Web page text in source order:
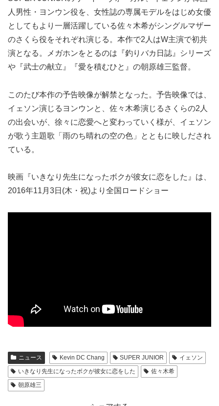
人男性・ヨンウン役を、女性誌の専属モデルをはじめ女優
としてもより一層活躍している佐々木希がシングルマザー
のさくら役をそれぞれ演じる。本作で2人はW主演で初共
演となる。メガホンをとるのは『釣りバカ日誌』シリーズ
や『武士の献立』『愛を積むひと』の朝原雄三監督。
このたび本作の予告映像が解禁となった。予告映像では、
イェソン演じるヨンウンと、佐々木希演じるさくらの2人
の出会いが、徐々に恋愛へと変わっていく様が、イェソン
が歌う主題歌「雨のち晴れの空の色」とともに映しだされ
ている。
映画『いきなり先生になったボクが彼女に恋をした』は、
2016年11月3日(木・祝)より全国ロードショー
ニュース Kevin DC Chang SUPER JUNIOR
イェソン
いきなり先生になったボクが彼女に恋をした
佐々木希
朝原雄三